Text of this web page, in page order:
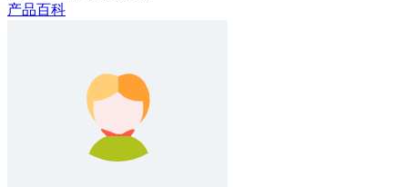
产品百科